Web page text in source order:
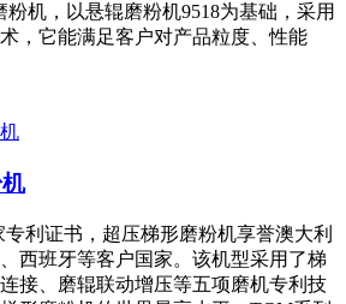
机，以悬辊磨粉机9518为基础，采用
，它能满足客户对产品粒度、性能
利证书，超压梯形磨粉机享誉澳大利
西班牙等客户国家。该机型采用了梯
接、磨辊联动增压等五项磨机专利技